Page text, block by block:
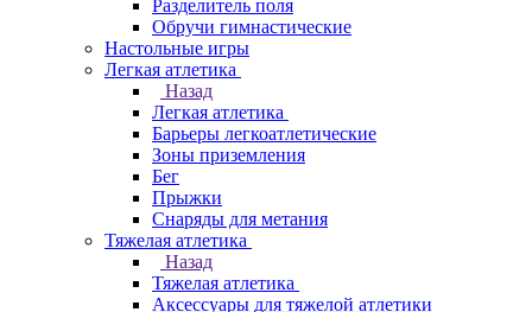
Разделитель поля
Обручи гимнастические
Настольные игры
Легкая атлетика
Назад
Легкая атлетика
Барьеры легкоатлетические
Зоны приземления
Бег
Прыжки
Снаряды для метания
Тяжелая атлетика
Назад
Тяжелая атлетика
Аксессуары для тяжелой атлетики